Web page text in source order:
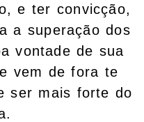
e ter convicção,
a superação dos
vontade de sua
vem de fora te
ser mais forte do